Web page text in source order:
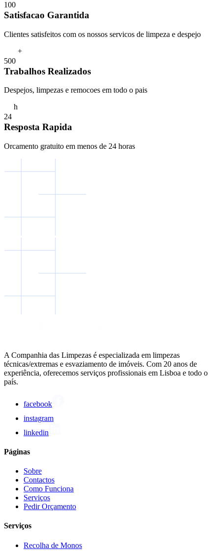
100
Satisfacao Garantida
Clientes satisfeitos com os nossos servicos de limpeza e despejo
500
+
Trabalhos Realizados
Despejos, limpezas e remocoes em todo o pais
24
h
Resposta Rapida
Orcamento gratuito em menos de 24 horas
A Companhia das Limpezas é especializada em limpezas
técnicas/extremas e esvaziamento de imóveis. Com 20 anos de
experiência, oferecemos serviços profissionais em Lisboa e todo o
país.
facebook
instagram
linkedin
Páginas
Sobre
Contactos
Como Funciona
Serviços
Pedir Orçamento
Serviços
Recolha de Monos